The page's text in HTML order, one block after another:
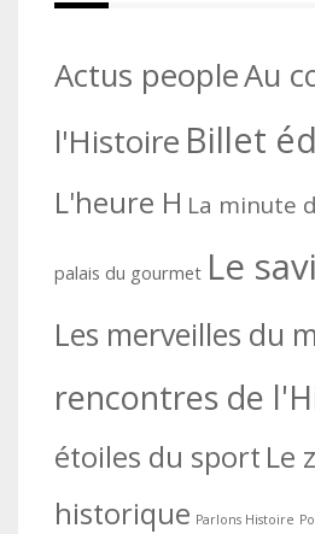
Actus peopleAu
l'Histoire Billet
L'heure H La minute
palais du gourmet Le
Les merveilles du
rencontres de
étoiles du sport Le
historique Parlons Histoire